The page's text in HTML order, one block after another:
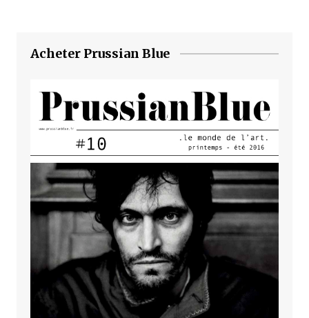
Acheter Prussian Blue